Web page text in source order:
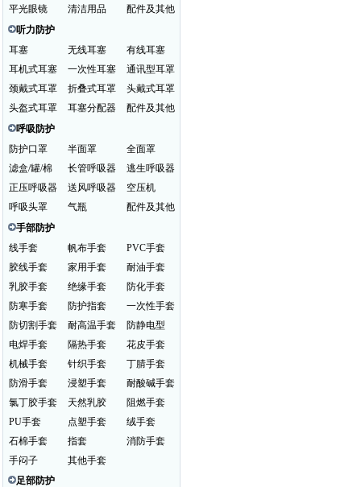
平光眼镜
清洁用品
配件及其他
听力防护
耳塞
无线耳塞
有线耳塞
耳机式耳塞
一次性耳塞
通讯型耳罩
颈戴式耳罩
折叠式耳罩
头戴式耳罩
头盔式耳罩
耳塞分配器
配件及其他
呼吸防护
防护口罩
半面罩
全面罩
滤盒/罐/棉
长管呼吸器
逃生呼吸器
正压呼吸器
送风呼吸器
空压机
呼吸头罩
气瓶
配件及其他
手部防护
线手套
帆布手套
PVC手套
胶线手套
家用手套
耐油手套
乳胶手套
绝缘手套
防化手套
防寒手套
防护指套
一次性手套
防切割手套
耐高温手套
防静电型
电焊手套
隔热手套
花皮手套
机械手套
针织手套
丁腈手套
防滑手套
浸塑手套
耐酸碱手套
氯丁胶手套
天然乳胶
阻燃手套
PU手套
点塑手套
绒手套
石棉手套
指套
消防手套
手闷子
其他手套
足部防护